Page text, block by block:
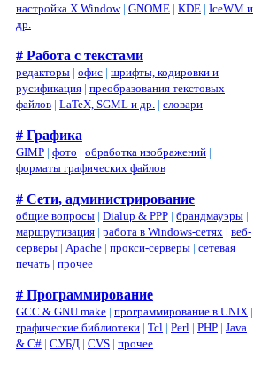
настройка X Window| GNOME | KDE | IceWM и
др.
# Работа с текстами
редакторы | офис | шрифты, кодировки и
русификация | преобразования текстовых
файлов | LaTeX, SGML и др. | словари
# Графика
GIMP | фото | обработка изображений |
форматы графических файлов
# Сети, администрирование
общие вопросы | Dialup & PPP | брандмауэры |
маршрутизация | работа в Windows-сетях | веб-
серверы | Apache | прокси-серверы | сетевая
печать | прочее
# Программирование
GCC & GNU make | программирование в UNIX |
графические библиотеки | Tcl | Perl | PHP | Java
& C# | СУБД | CVS | прочее